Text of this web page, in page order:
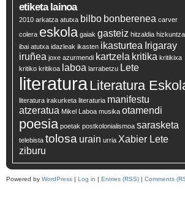
etiketa lainoa
2010 arkatza atutxa bilbo bonberenea carver
colera eskola gaiak gasteiz hitzaldia
ibai atutxa idazleak ikasten ikasturtea Irigaray
iruñea joxe azurmendi kartzela kritika kritikixa
kritiko kritikoa laboa larrabetzu Lete
literaturaLiteratura
literatura irakurketa literaturia manifestu
atzeratua Mikel Laboa musika otamendi
poesia poetak postkolonialismoa sarasketa
telebista tolosa urain urria Xabier Lete
ziburu
Powered by WordPress | Log in | Entries (RSS) | Comments